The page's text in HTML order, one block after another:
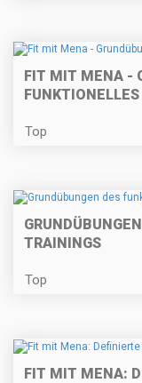
FIT MIT MENA -
Top
TRAININGS
Top
FIT MIT MENA: